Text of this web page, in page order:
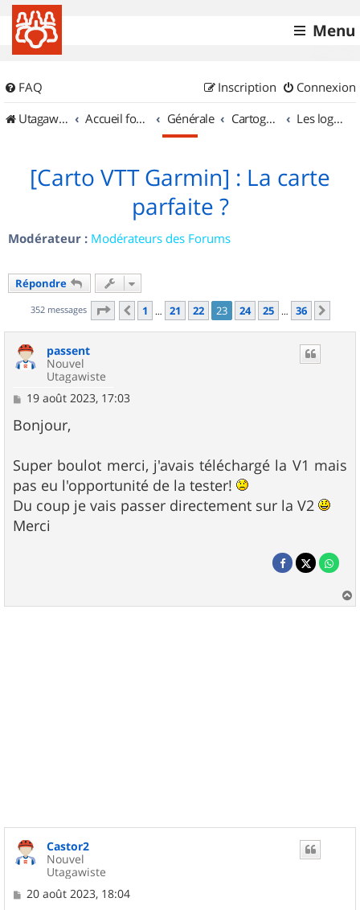
Menu
FAQ Connexion
Inscription
UtagawaVTT (Randos VTT et VTTAE avec traces GPS)
Accueil forum Générale Cartographie et GPS Les logiciels
[Carto VTT Garmin] : La carte
parfaite ?
Modérateur : Modérateurs des Forums
Répondre
352 messages Page 23 sur36
Précédent
1 … 21 22 23 24 25 … 36
passent
Nouvel
Utagawiste
M
s
s
g
e
19 août 2023, 17:03
Bonjour,
Super boulot merci, j'avais téléchargé la V1 mais
pas eu l'opportunité de la tester!
Du coup je vais passer directement sur la V2
Merci
a
Castor2
Nouvel
Utagawiste
M
20 août 2023, 18:04